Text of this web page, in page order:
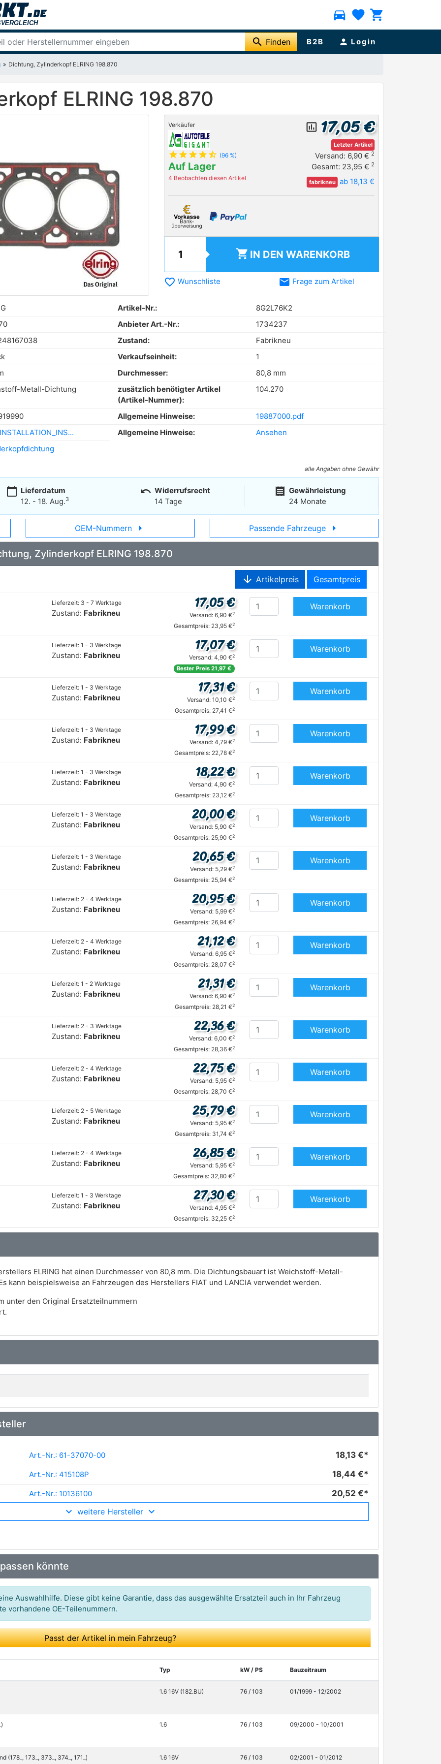
directions_car favorite shopping_cart
search Finden B2B person Login
Dichtung, Zylinderkopf ELRING 198.870
ELRING 198.870
Verkäufer
star star star star star_half (96 %)
Auf Lager
4 Beobachten diesen Artikel
insert_chart_outlined 17,05 €
Letzter Artikel
Versand: 6,90 € 2
Gesamt: 23,95 € 2
fabrikneu ab 18,13 €
shopping_cart IN DEN WARENKORB
favorite_border Wunschliste email Frage zum Artikel
Artikel-Nr.:
8G2L76K2
Anbieter Art.-Nr.:
1734237
Zustand:
Fabrikneu
Verkaufseinheit:
1
Durchmesser:
80,8 mm
Metall-Dichtung
zusätzlich benötigter Artikel
(Artikel-Nummer):
104.270
Allgemeine Hinweise:
19887000.pdf
Allgemeine Hinweise:
Ansehen
alle Angaben ohne Gewähr
calendar_today Lieferdatum
12. - 18. Aug.3
undo Widerrufsrecht
14 Tage
receipt Gewährleistung
24 Monate
OEM-Nummern arrow_right Passende Fahrzeuge arrow_right
Zylinderkopf ELRING 198.870
arrow_downward Artikelpreis Gesamtpreis
Lieferzeit: 3 - 7 Werktage
Zustand: Fabrikneu
17,05 €
Versand: 6,90 €2
Gesamtpreis: 23,95 €2
Warenkorb
Lieferzeit: 1 - 3 Werktage
Zustand: Fabrikneu
17,07 €
Versand: 4,90 €2
Bester Preis 21,97 €
Warenkorb
Lieferzeit: 1 - 3 Werktage
Zustand: Fabrikneu
17,31 €
Versand: 10,10 €2
Gesamtpreis: 27,41 €2
Warenkorb
Lieferzeit: 1 - 3 Werktage
Zustand: Fabrikneu
17,99 €
Versand: 4,79 €2
Gesamtpreis: 22,78 €2
Warenkorb
Lieferzeit: 1 - 3 Werktage
Zustand: Fabrikneu
18,22 €
Versand: 4,90 €2
Gesamtpreis: 23,12 €2
Warenkorb
Lieferzeit: 1 - 3 Werktage
Zustand: Fabrikneu
20,00 €
Versand: 5,90 €2
Gesamtpreis: 25,90 €2
Warenkorb
Lieferzeit: 1 - 3 Werktage
Zustand: Fabrikneu
20,65 €
Versand: 5,29 €2
Gesamtpreis: 25,94 €2
Warenkorb
Lieferzeit: 2 - 4 Werktage
Zustand: Fabrikneu
20,95 €
Versand: 5,99 €2
Gesamtpreis: 26,94 €2
Warenkorb
Lieferzeit: 2 - 4 Werktage
Zustand: Fabrikneu
21,12 €
Versand: 6,95 €2
Gesamtpreis: 28,07 €2
Warenkorb
Lieferzeit: 1 - 2 Werktage
Zustand: Fabrikneu
21,31 €
Versand: 6,90 €2
Gesamtpreis: 28,21 €2
Warenkorb
Lieferzeit: 2 - 3 Werktage
Zustand: Fabrikneu
22,36 €
Versand: 6,00 €2
Gesamtpreis: 28,36 €2
Warenkorb
Lieferzeit: 2 - 4 Werktage
Zustand: Fabrikneu
22,75 €
Versand: 5,95 €2
Gesamtpreis: 28,70 €2
Warenkorb
Lieferzeit: 2 - 5 Werktage
Zustand: Fabrikneu
25,79 €
Versand: 5,95 €2
Gesamtpreis: 31,74 €2
Warenkorb
Lieferzeit: 2 - 4 Werktage
Zustand: Fabrikneu
26,85 €
Versand: 5,95 €2
Gesamtpreis: 32,80 €2
Warenkorb
Lieferzeit: 1 - 3 Werktage
Zustand: Fabrikneu
27,30 €
Versand: 4,95 €2
Gesamtpreis: 32,25 €2
Warenkorb
ELRING hat einen Durchmesser von 80,8 mm. Die Dichtungsbauart ist Weichstoff-Metall-
kann beispielsweise an Fahrzeugen des Herstellers FIAT und LANCIA verwendet werden.
unter den Original Ersatzteilnummern
Art.-Nr.: 61-37070-00 18,13 €*
Art.-Nr.: 415108P 18,44 €*
Art.-Nr.: 10136100 20,52 €*
Art.-Nr.: AB5150
Art.-Nr.: 0025195
Art.-Nr.: HG1403
Art.-Nr.: 80736
Art.-Nr.: 30-029342-00
weitere Hersteller
könnte
Auswahlhilfe. Diese gibt keine Garantie, dass das ausgewählte Ersatzteil auch in Ihr Fahrzeug
vorhandene OE-Teilenummern.
Passt der Artikel in mein Fahrzeug?
Typ kW / PS Bauzeitraum
1.6 16V (182.BU) 76 / 103 01/1999 - 12/2002
1.6 76 / 103 09/2000 - 10/2001
(178_, 173_, 373_, 374_, 171_) 1.6 16V 76 / 103 02/2001 - 01/2012